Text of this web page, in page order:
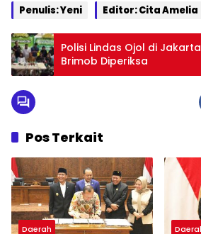
Penulis: Yeni Editor: Cita Amelia
Polisi Lindas Ojol di
Brimob Diperiksa
Pos Terkait
Daerah